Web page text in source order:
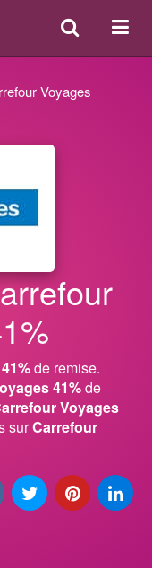
ou
Search
Voyages
de remise.
41%de
Voyages
surCarrefour